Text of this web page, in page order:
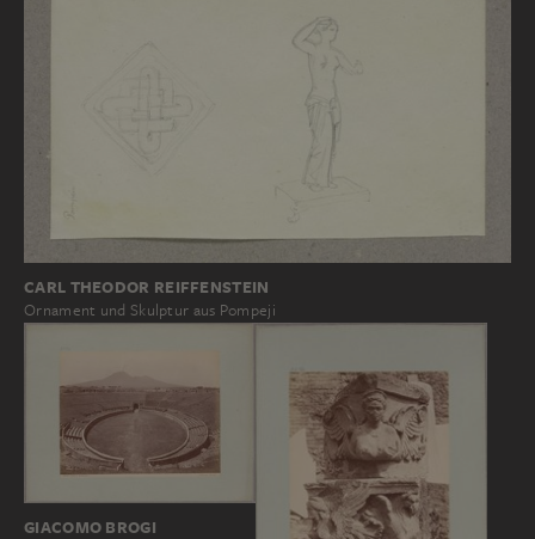
CARL THEODOR REIFFENSTEIN
Ornament und Skulptur aus Pompeji
GIACOMO BROGI